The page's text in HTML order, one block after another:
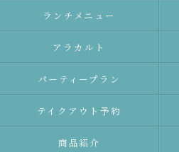
ランチメニュー
アラカルト
パーティープラン
テイクアウト予約
商品紹介